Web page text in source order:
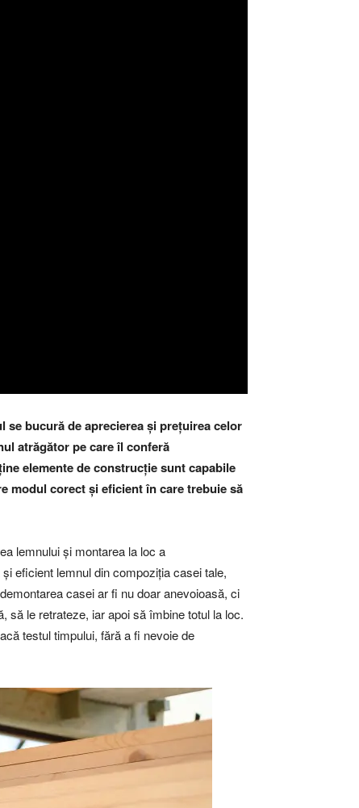
bucură de aprecierea și prețuirea celor
atrăgător pe care îl conferă
elemente de construcție sunt capabile
modul corect și eficient în care trebuie să
lemnului și montarea la loc a
eficient lemnul din compoziția casei tale,
casei ar fi nu doar anevoioasă, ci
să le retrateze, iar apoi să îmbine totul la loc.
testul timpului, fără a fi nevoie de